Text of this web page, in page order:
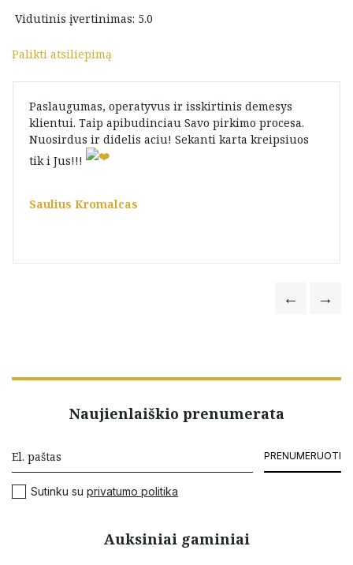
Vidutinis įvertinimas: 5.0
Palikti atsiliepimą
Paslaugumas, operatyvus ir isskirtinis demesys
klientui. Taip apibudinciau Savo pirkimo procesa.
Nuosirdus ir didelis aciu! Sekanti karta kreipsiuos
tik i Jus!!!
Saulius Kromalcas
Auksiniai gaminiai
Naujienlaiškio prenumerata
PRENUMERUOTI
Sutinku su privatumo politika